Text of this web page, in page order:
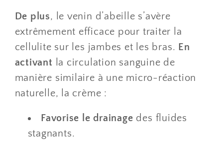
De plus, le venin d’abeille s’avère
extrêmement efficace pour traiter la
cellulite sur les jambes et les bras. En
activant la circulation sanguine de
manière similaire à une micro-réaction
naturelle, la crème :
Favorise le drainage des fluides
stagnants.